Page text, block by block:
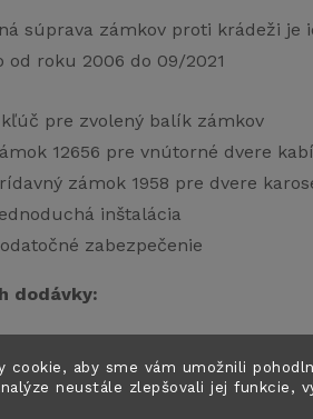
cookie, aby sme vám umožnili
neustále zlepšovali jej funkcie,
súprava zámkov proti krádeži je
od roku 2006 do 09/2021
kľúč pre zvolený balík zámkov
12656 pre vnútorné dvere
zámok 1958 pre dvere
inštalácia
zabezpečenie
dodávky:
x zámok HEOSafe 1958